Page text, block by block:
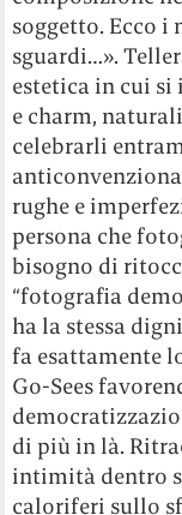
soggetto. Ecco i
sguardi…».
estetica in cui
e charm,
celebrarli
rughe e
persona che
bisogno di
“fotografia
ha la stessa
fa esattamente
Go-Sees
di più in là.
intimità dentro
caloriferi sullo